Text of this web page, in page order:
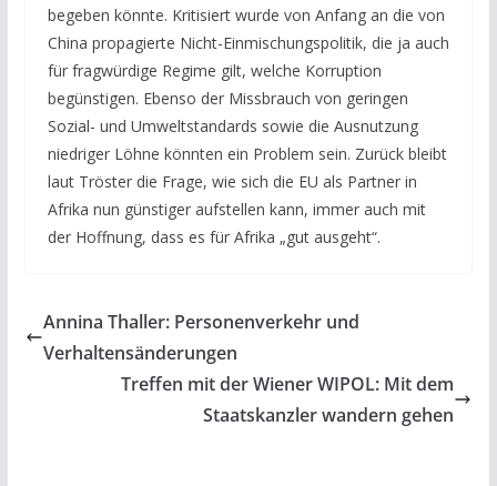
begeben könnte. Kritisiert wurde von Anfang an die von
China propagierte Nicht-Einmischungspolitik, die ja auch
für fragwürdige Regime gilt, welche Korruption
begünstigen. Ebenso der Missbrauch von geringen
Sozial- und Umweltstandards sowie die Ausnutzung
niedriger Löhne könnten ein Problem sein. Zurück bleibt
laut Tröster die Frage, wie sich die EU als Partner in
Afrika nun günstiger aufstellen kann, immer auch mit
der Hoffnung, dass es für Afrika „gut ausgeht“.
Annina Thaller: Personenverkehr und
Verhaltensänderungen
Treffen mit der Wiener WIPOL: Mit dem
Staatskanzler wandern gehen